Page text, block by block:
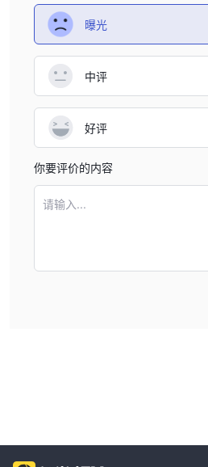
曝光
中评
好评
你要评价的内容
请输入...